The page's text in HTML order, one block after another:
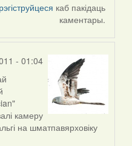
каб пакідаць
каментары.
- 01:04
камеру
на шматпавярховіку